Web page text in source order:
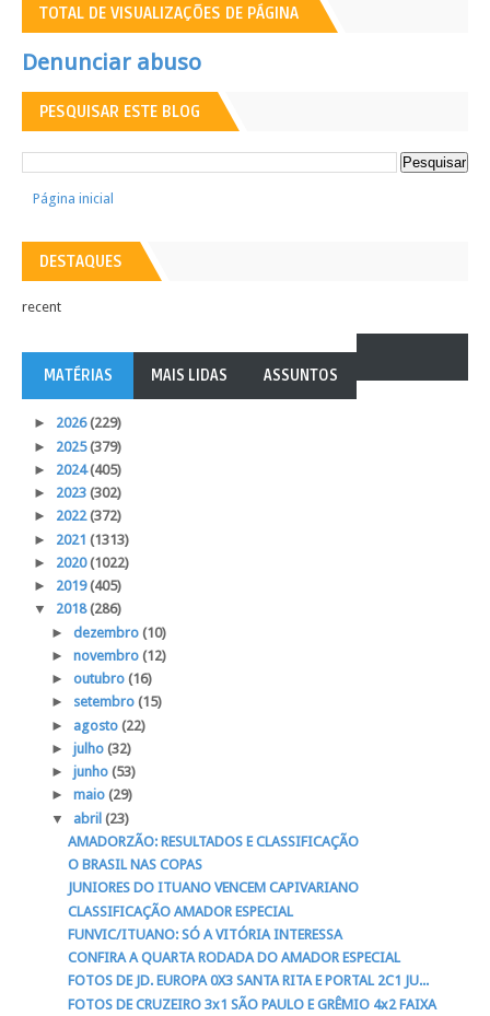
TOTAL DE VISUALIZAÇÕES DE PÁGINA
Denunciar abuso
PESQUISAR ESTE BLOG
Página inicial
DESTAQUES
recent
MATÉRIAS MAIS LIDAS ASSUNTOS
► 2026(229)
► 2025(379)
► 2024(405)
► 2023 (302)
► 2022(372)
► 2021 (1313)
► 2020(1022)
► 2019(405)
▼ 2018(286)
► dezembro (10)
► novembro (12)
► outubro (16)
► setembro (15)
► agosto (22)
► julho (32)
► junho (53)
► maio (29)
▼ abril (23)
AMADORZÃO: RESULTADOS E CLASSIFICAÇÃO
O BRASIL NAS COPAS
JUNIORES DO ITUANO VENCEM CAPIVARIANO
CLASSIFICAÇÃO AMADOR ESPECIAL
FUNVIC/ITUANO: SÓ A VITÓRIA INTERESSA
CONFIRA A QUARTA RODADA DO AMADOR ESPECIAL
FOTOS DE JD. EUROPA 0X3 SANTA RITA E PORTAL 2C1 JU...
FOTOS DE CRUZEIRO 3x1 SÃO PAULO E GRÊMIO 4x2 FAIXA